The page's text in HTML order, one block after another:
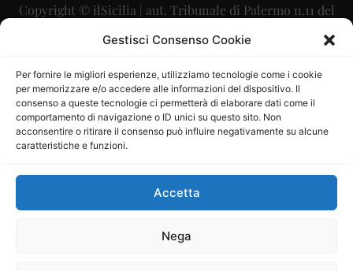
Gestisci Consenso Cookie
Per fornire le migliori esperienze, utilizziamo tecnologie come i cookie
per memorizzare e/o accedere alle informazioni del dispositivo. Il
consenso a queste tecnologie ci permetterà di elaborare dati come il
comportamento di navigazione o ID unici su questo sito. Non
acconsentire o ritirare il consenso può influire negativamente su alcune
caratteristiche e funzioni.
Accetta
Nega
Copyright © ilSicilia | aut. Tribunale di Palermo n.11 del
29/09/2015
Direttore Editoriale: Maurizio Scaglione
Direttore Responsabile: Maria Calabrese
P.IVA: 06334930820
Mercurio Comunicazione Società Cooperativa a r.l. è
iscritta al Registro degli Operatori di Comunicazione al